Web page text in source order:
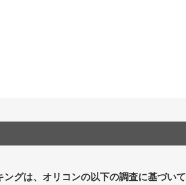
ングは、オリコンの以下の調査に基づい